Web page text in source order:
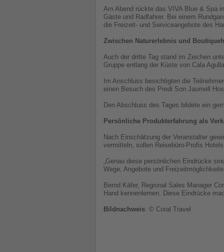
Am Abend rückte das VIVA Blue & Spa
Gäste und Radfahrer. Bei einem
die Freizeit- und Serviceangebote des
Zwischen Naturerlebnis und
Auch der dritte Tag stand im Zeichen
Gruppe entlang der Küste von Cala
Im Anschluss besichtigten die
einen Besuch des Predi Son Jaumell
Den Abschluss des Tages bildete ein
Persönliche Produkterfahrung als
Nach Einschätzung der Veranstalter
vermitteln, sollen Reisebüro-Profis
„Genau diese persönlichen Eindrücke
Wege, Angebote und
Bernd Käfer, Regional Sales Manager
Hand kennenlernen. Diese Eindrücke
Bildnachweis: © Coral Travel